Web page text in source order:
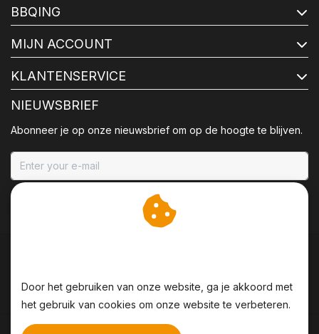
BBQING
MIJN ACCOUNT
KLANTENSERVICE
NIEUWSBRIEF
Abonneer je op onze nieuwsbrief om op de hoogte te blijven.
Door het gebruiken van onze website, ga je akkoord met
het gebruik van cookies om onze website te verbeteren.